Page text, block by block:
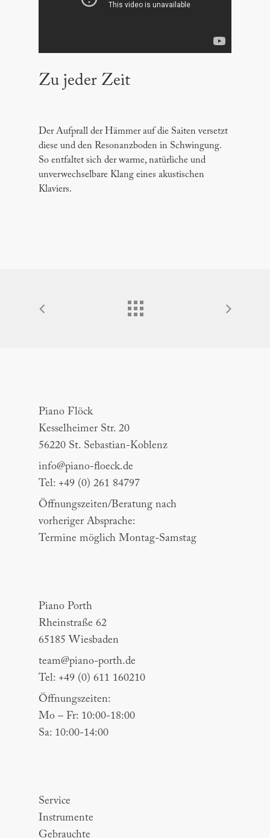
Zu jeder Zeit
Der Aufprall der Hämmer auf die Saiten versetzt
diese und den Resonanzboden in Schwingung.
So entfaltet sich der warme, natürliche und
unverwechselbare Klang eines akustischen
Klaviers.
Piano Flöck
Kesselheimer Str. 20
56220 St. Sebastian-Koblenz
info@piano-floeck.de
Tel: +49 (0) 261 84797
Öffnungszeiten/Beratung nach
vorheriger Absprache:
Termine möglich Montag-Samstag
Piano Porth
Rheinstraße 62
65185 Wiesbaden
team@piano-porth.de
Tel: +49 (0) 611 160210
Öffnungszeiten:
Mo – Fr: 10:00-18:00
Sa: 10:00-14:00
Service
Instrumente
Gebrauchte